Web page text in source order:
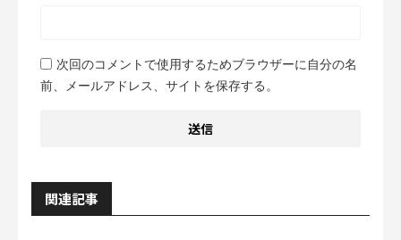
次回のコメントで使用するためブラウザーに自分の名
前、メールアドレス、サイトを保存する。
関連記事